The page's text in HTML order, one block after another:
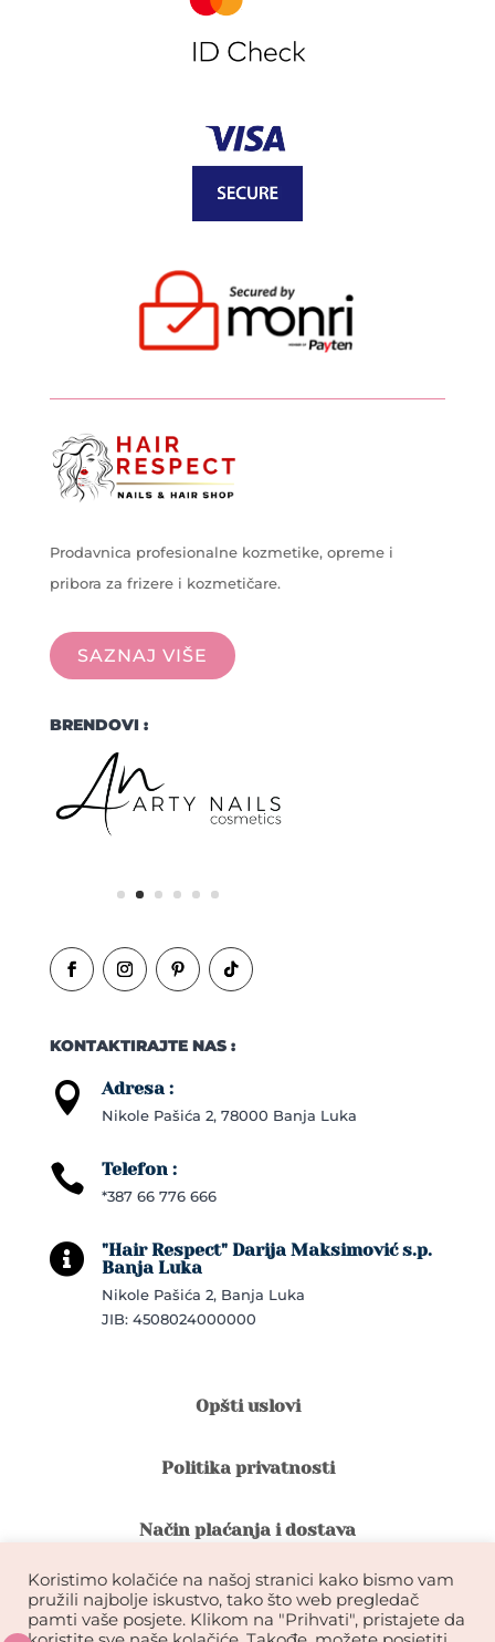
Prodavnica profesionalne kozmetike, opreme i
pribora za frizere i kozmetičare.
SAZNAJ VIŠE
BRENDOVI :
KONTAKTIRAJTE NAS :
 Adresa :
Nikole Pašića 2, 78000 Banja Luka
 Telefon :
*387 66 776 666

"Hair Respect" Darija Maksimović s.p.
Banja Luka
Nikole Pašića 2, Banja Luka
JIB: 4508024000000
Opšti uslovi
Politika privatnosti
Način plaćanja i dostava
Reklamacije i povrat robe
Koristimo kolačiće na našoj stranici kako bismo vam
pružili najbolje iskustvo, tako što web pregledač
pamti vaše posjete. Klikom na "Prihvati", pristajete da